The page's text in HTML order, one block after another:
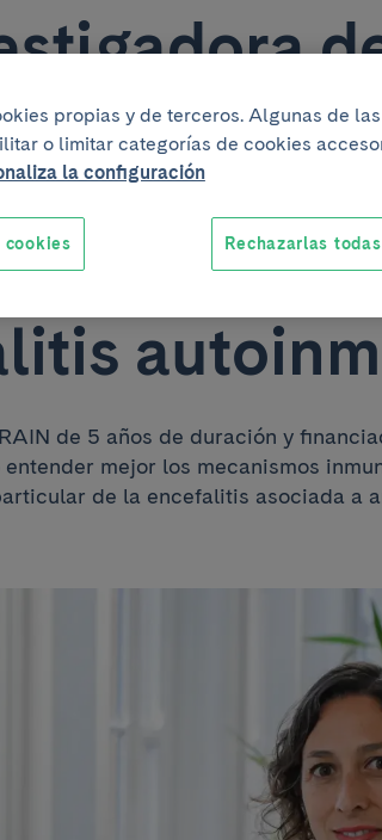
una ERC
para
de 5 años de duración y
mejor los mecanismos
de la encefalitis asociada a
propias y de terceros. Algunas de
o limitar categorías de cookies
la configuración
Rechazarlas todas
cookies